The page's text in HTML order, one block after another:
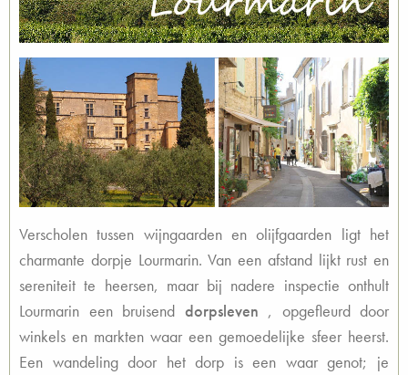
Verscholen tussen wijngaarden en olijfgaarden ligt het
charmante dorpje Lourmarin. Van een afstand lijkt rust en
sereniteit te heersen, maar bij nadere inspectie onthult
Lourmarin een bruisend dorpsleven , opgefleurd door
winkels en markten waar een gemoedelijke sfeer heerst.
Een wandeling door het dorp is een waar genot; je